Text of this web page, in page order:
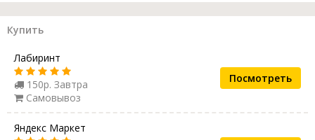
Купить
Лабиринт
150р. Завтра
Самовывоз
Посмотреть
Яндекс Маркет